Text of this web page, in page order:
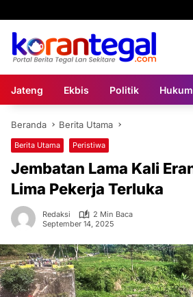
Jateng Ekbis Politik
Beranda Berita Utama
Berita Utama Peristiwa
Jembatan Lama Kali
Lima Pekerja Terluka
Redaksi
2 Min Baca
September 14, 2025